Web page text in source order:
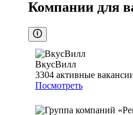
Компании для
ВкусВилл
3304 активные
Посмотреть